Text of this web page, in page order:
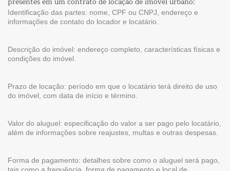
Identificação das partes: nome, CPF ou CNPJ, endereço e
informações de contato do locador e locatário.
Descrição do imóvel: endereço completo, características físicas e
condições do imóvel.
Prazo de locação: período em que o locatário terá direito de uso
do imóvel, com data de início e término.
Valor do aluguel: especificação do valor a ser pago pelo locatário,
além de informações sobre reajustes, multas e outras despesas.
Forma de pagamento: detalhes sobre como o aluguel será pago,
tais como a frequência, forma de pagamento e local de